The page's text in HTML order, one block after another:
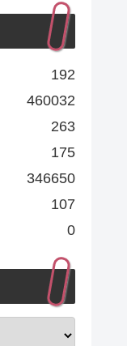
192
460032
263
175
346650
107
0